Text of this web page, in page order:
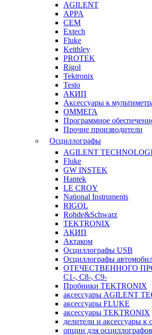
AGILENT
APPA
CEM
Extech
Fluke
Keithley
PROTEK
Rigol
Tektronix
Testo
АКИП
Аксессуары к
ОММЕГА
Программное
Прочие производители
Осциллографы
AGILENT
Fluke
GW INSTEK
Hantek
LE CROY
National Instruments
RIGOL
Rohde&Schwarz
TEKTRONIX
АКИП
Актаком
Осциллографы USB
Осциллографы
ОТЕЧЕСТВЕННОГО
С1-, С8-, С9-
Пробники TEKTRONIX
аксессуары AGILENT
аксессуары FLUKE
аксессуары TEKTRONIX
делители и аксессуары к
опции для